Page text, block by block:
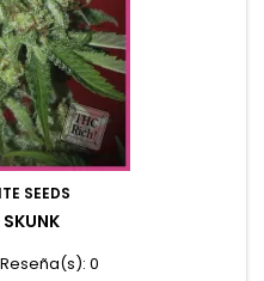
SEEDS
Reseña(s): 0